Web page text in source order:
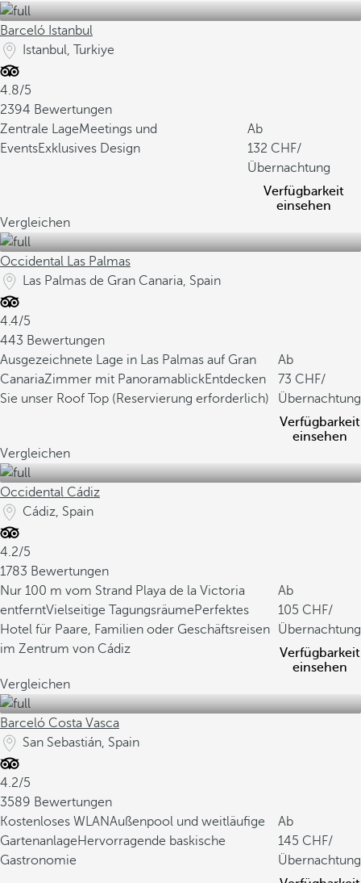
Barceló Istanbul
Istanbul, Turkiye
4.8/5
2394 Bewertungen
Zentrale LageMeetings und
EventsExklusives Design
Ab
132
/
Übernachtung
Verfügbarkeit
einsehen
Vergleichen
Occidental Las Palmas
Las Palmas de Gran Canaria, Spain
4.4/5
443 Bewertungen
Ausgezeichnete Lage in Las Palmas auf Gran
CanariaZimmer mit PanoramablickEntdecken
Sie unser Roof Top (Reservierung erforderlich)
Ab
73
/
Übernachtung
Verfügbarkeit
einsehen
Vergleichen
Occidental Cádiz
Cádiz, Spain
4.2/5
1783 Bewertungen
Nur 100 m vom Strand Playa de la Victoria
entferntVielseitige TagungsräumePerfektes
Hotel für Paare, Familien oder Geschäftsreisen
im Zentrum von Cádiz
Ab
105
/
Übernachtung
Verfügbarkeit
einsehen
Vergleichen
Barceló Costa Vasca
San Sebastián, Spain
4.2/5
3589 Bewertungen
Kostenloses WLANAußenpool und weitläufige
GartenanlageHervorragende baskische
Gastronomie
Ab
145
/
Übernachtung